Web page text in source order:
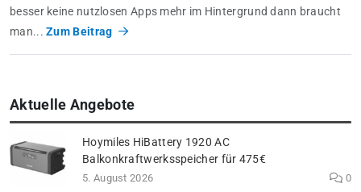
besser keine nutzlosen Apps mehr im Hintergrund dann braucht
man...Zum Beitrag
Aktuelle Angebote
Hoymiles HiBattery 1920 AC
Balkonkraftwerksspeicher für 475€
5. August 2026 0